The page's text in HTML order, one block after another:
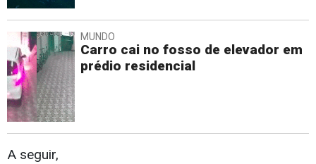
MUNDO
Carro cai no fosso de elevador em
prédio residencial
A seguir,